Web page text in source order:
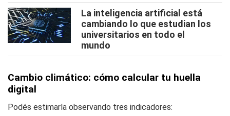
La inteligencia artificial está
cambiando lo que estudian los
universitarios en todo el
mundo
Cambio climático: cómo calcular tu huella
digital
Podés estimarla observando tres indicadores: